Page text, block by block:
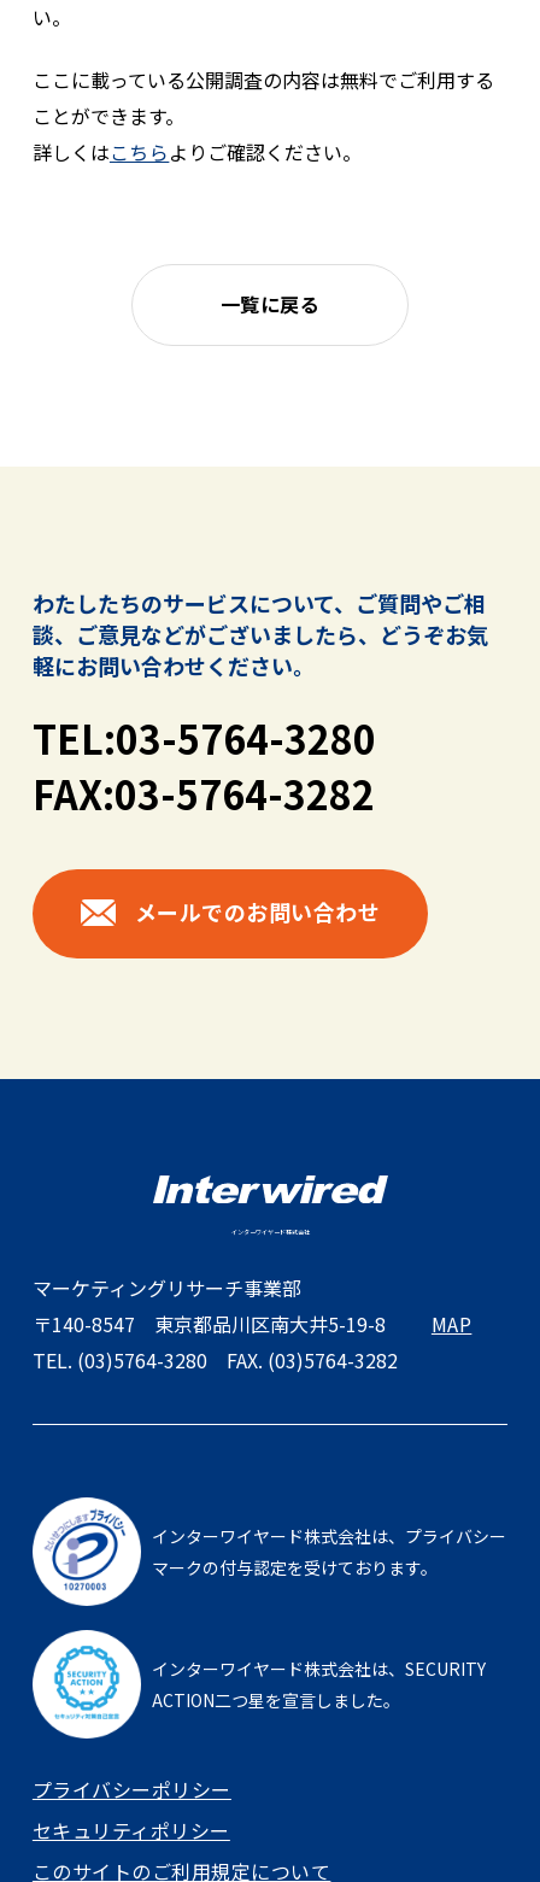
い。
ここに載っている公開調査の内容は無料でご利用する
ことができます。
詳しくはこちらよりご確認ください。
一覧に戻る
わたしたちのサービスについて、ご質問やご相
談、ご意見などがございましたら、 どうぞお気
軽にお問い合わせください。
TEL:03-5764-3280
FAX:03-5764-3282
メールでのお問い合わせ
インターワイヤード株式会社
マーケティングリサーチ事業部
〒140-8547 東京都品川区南大井5-19-8
MAP
TEL. (03)5764-3280 FAX. (03)5764-3282
インターワイヤード株式会社は、 プライバシー
マークの付与認定を受けております。
インターワイヤード株式会社は、 SECURITY
ACTION二つ星を宣言しました。
プライバシーポリシー
セキュリティポリシー
このサイトのご利用規定について